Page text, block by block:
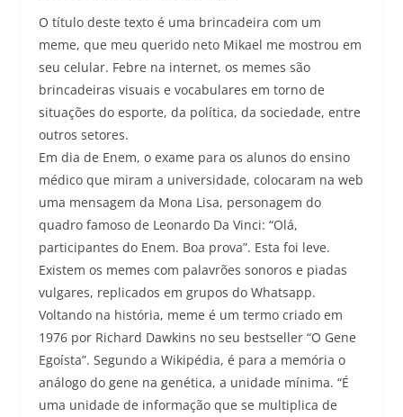
O título deste texto é uma brincadeira com um
meme, que meu querido neto Mikael me mostrou em
seu celular. Febre na internet, os memes são
brincadeiras visuais e vocabulares em torno de
situações do esporte, da política, da sociedade, entre
outros setores.
Em dia de Enem, o exame para os alunos do ensino
médico que miram a universidade, colocaram na web
uma mensagem da Mona Lisa, personagem do
quadro famoso de Leonardo Da Vinci: “Olá,
participantes do Enem. Boa prova”. Esta foi leve.
Existem os memes com palavrões sonoros e piadas
vulgares, replicados em grupos do Whatsapp.
Voltando na história, meme é um termo criado em
1976 por Richard Dawkins no seu bestseller “O Gene
Egoísta”. Segundo a Wikipédia, é para a memória o
análogo do gene na genética, a unidade mínima. “É
uma unidade de informação que se multiplica de